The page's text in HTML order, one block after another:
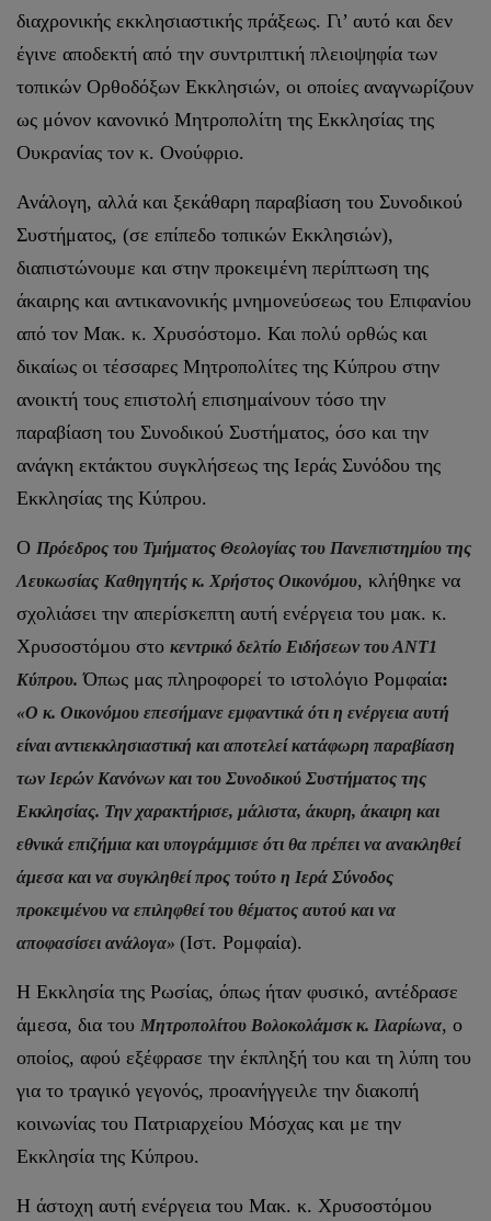
διαχρονικής εκκλησιαστικής πράξεως. Γι’ αυτό και δεν
έγινε αποδεκτή από την συντριπτική πλειοψηφία των
τοπικών Ορθοδόξων Εκκλησιών, οι οποίες αναγνωρίζουν
ως μόνον κανονικό Μητροπολίτη της Εκκλησίας της
Ουκρανίας τον κ. Ονούφριο.
Ανάλογη, αλλά και ξεκάθαρη παραβίαση του Συνοδικού
Συστήματος, (σε επίπεδο τοπικών Εκκλησιών),
διαπιστώνουμε και στην προκειμένη περίπτωση της
άκαιρης και αντικανονικής μνημονεύσεως του Επιφανίου
από τον Μακ. κ. Χρυσόστομο. Και πολύ ορθώς και
δικαίως οι τέσσαρες Μητροπολίτες της Κύπρου στην
ανοικτή τους επιστολή επισημαίνουν τόσο την
παραβίαση του Συνοδικού Συστήματος, όσο και την
ανάγκη εκτάκτου συγκλήσεως της Ιεράς Συνόδου της
Εκκλησίας της Κύπρου.
Ο Πρόεδρος του Τμήματος Θεολογίας του Πανεπιστημίου της
Λευκωσίας Καθηγητής κ. Χρήστος Οικονόμου, κλήθηκε να
σχολιάσει την απερίσκεπτη αυτή ενέργεια του μακ. κ.
Χρυσοστόμου στο κεντρικό δελτίο Ειδήσεων του ΑΝΤ1
Κύπρου. Όπως μας πληροφορεί το ιστολόγιο Ρομφαία:
«Ο κ. Οικονόμου επεσήμανε εμφαντικά ότι η ενέργεια αυτή
είναι αντιεκκλησιαστική και αποτελεί κατάφωρη παραβίαση
των Ιερών Κανόνων και του Συνοδικού Συστήματος της
Εκκλησίας. Την χαρακτήρισε, μάλιστα, άκυρη, άκαιρη και
εθνικά επιζήμια και υπογράμμισε ότι θα πρέπει να ανακληθεί
άμεσα και να συγκληθεί προς τούτο η Ιερά Σύνοδος
προκειμένου να επιληφθεί του θέματος αυτού και να
αποφασίσει ανάλογα» (Ιστ. Ρομφαία).
Η Εκκλησία της Ρωσίας, όπως ήταν φυσικό, αντέδρασε
άμεσα, δια του Μητροπολίτου Βολοκολάμσκ κ. Ιλαρίωνα, ο
οποίος, αφού εξέφρασε την έκπληξή του και τη λύπη του
για το τραγικό γεγονός, προανήγγειλε την διακοπή
κοινωνίας του Πατριαρχείου Μόσχας και με την
Εκκλησία της Κύπρου.
Η άστοχη αυτή ενέργεια του Mακ. κ. Χρυσοστόμου